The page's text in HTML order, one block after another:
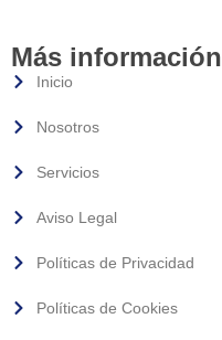
Más información
Inicio
Nosotros
Servicios
Aviso Legal
Políticas de Privacidad
Políticas de Cookies